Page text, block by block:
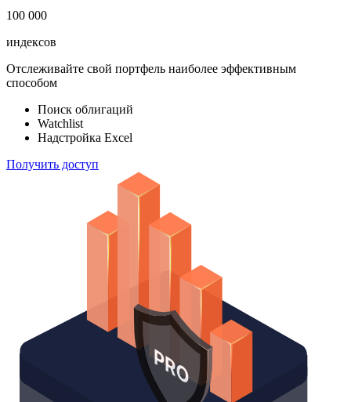
183 824
ETF & Funds
100 000
Отслеживайте свой портфель наиболее эффективным
способом
Поиск облигаций
Надстройка Excel
Получить доступ